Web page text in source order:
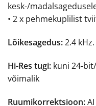
kesk-/
• 2 x pehmekuplilist
Lõikesagedus:2.4 kHz.
Hi-Res tugi: kuni 24-
võimalik
Ruumikorrektsioon: